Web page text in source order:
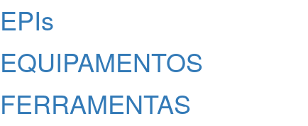
EPIs
EQUIPAMENTOS
FERRAMENTAS